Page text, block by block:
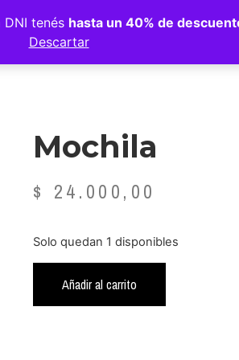
DNI tenés hasta un 40% de
Descartar
Mochila
$ 24.000,00
Solo quedan 1 disponibles
Añadir al carrito